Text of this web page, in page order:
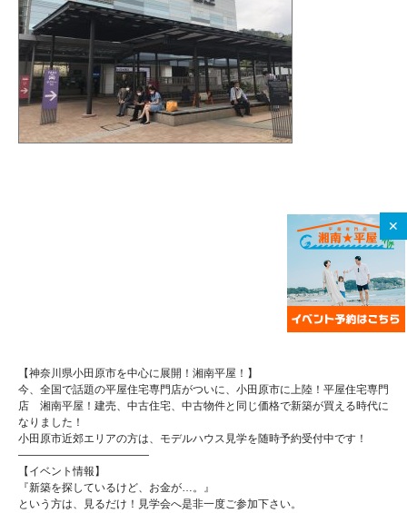
【神奈川県小田原市を中心に展開！湘南平屋！】
今、全国で話題の平屋住宅専門店がついに、小田原市に上陸！平屋住宅専門
店 湘南平屋！建売、中古住宅、中古物件と同じ価格で新築が買える時代に
なりました！
小田原市近郊エリアの方は、モデルハウス見学を随時予約受付中です！
————————————
【イベント情報】
『新築を探しているけど、お金が…。』
という方は、見るだけ！見学会へ是非一度ご参加下さい。
✕